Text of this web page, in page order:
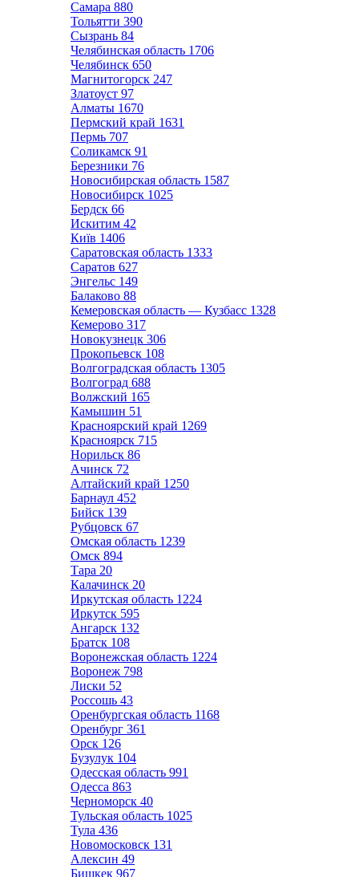
Самара 880
Тольятти 390
Сызрань 84
Челябинская область 1706
Челябинск 650
Магнитогорск 247
Златоуст 97
Алматы 1670
Пермский край 1631
Пермь 707
Соликамск 91
Березники 76
Новосибирская область 1587
Новосибирск 1025
Бердск 66
Искитим 42
Київ 1406
Саратовская область 1333
Саратов 627
Энгельс 149
Балаково 88
Кемеровская область — Кузбасс 1328
Кемерово 317
Новокузнецк 306
Прокопьевск 108
Волгоградская область 1305
Волгоград 688
Волжский 165
Камышин 51
Красноярский край 1269
Красноярск 715
Норильск 86
Ачинск 72
Алтайский край 1250
Барнаул 452
Бийск 139
Рубцовск 67
Омская область 1239
Омск 894
Тара 20
Калачинск 20
Иркутская область 1224
Иркутск 595
Ангарск 132
Братск 108
Воронежская область 1224
Воронеж 798
Лиски 52
Россошь 43
Оренбургская область 1168
Оренбург 361
Орск 126
Бузулук 104
Одесская область 991
Одесса 863
Черноморск 40
Тульская область 1025
Тула 436
Новомосковск 131
Алексин 49
Бишкек 967